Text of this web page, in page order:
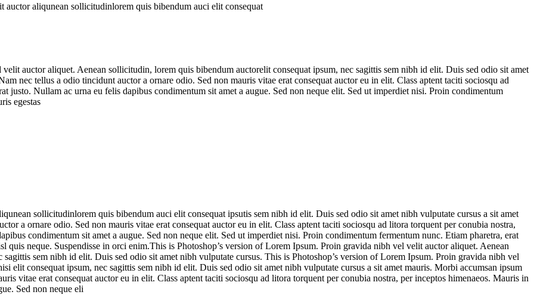
aliqunean sollicitudinlorem quis bibendum auci elit consequat
auctor aliquet. Aenean sollicitudin, lorem quis bibendum auctorelit consequat ipsum, nec sagittis sem nibh id elit. Duis sed odio sit amet
nec tellus a odio tincidunt auctor a ornare odio. Sed non mauris vitae erat consequat auctor eu in elit. Class aptent taciti sociosqu ad
justo. Nullam ac urna eu felis dapibus condimentum sit amet a augue. Sed non neque elit. Sed ut imperdiet nisi. Proin condimentum
egestas
sollicitudinlorem quis bibendum auci elit consequat ipsutis sem nibh id elit. Duis sed odio sit amet nibh vulputate cursus a sit amet
a ornare odio. Sed non mauris vitae erat consequat auctor eu in elit. Class aptent taciti sociosqu ad litora torquent per conubia nostra,
condimentum sit amet a augue. Sed non neque elit. Sed ut imperdiet nisi. Proin condimentum fermentum nunc. Etiam pharetra, erat
quis neque. Suspendisse in orci enim.This is Photoshop’s version of Lorem Ipsum. Proin gravida nibh vel velit auctor aliquet. Aenean
sem nibh id elit. Duis sed odio sit amet nibh vulputate cursus. This is Photoshop’s version of Lorem Ipsum. Proin gravida nibh vel
elit consequat ipsum, nec sagittis sem nibh id elit. Duis sed odio sit amet nibh vulputate cursus a sit amet mauris. Morbi accumsan ipsum
vitae erat consequat auctor eu in elit. Class aptent taciti sociosqu ad litora torquent per conubia nostra, per inceptos himenaeos. Mauris in
Sed non neque eli